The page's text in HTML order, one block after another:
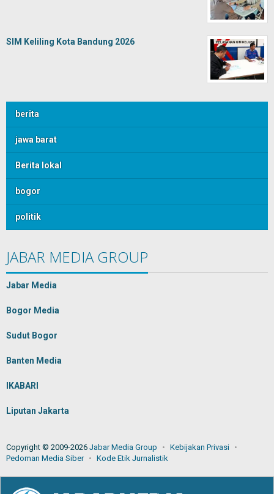
SIM Keliling Kota Bandung 2026
berita
jawa barat
Berita lokal
bogor
politik
JABAR MEDIA GROUP
Jabar Media
Bogor Media
Sudut Bogor
Banten Media
IKABARI
Liputan Jakarta
Copyright © 2009-2026 Jabar Media Group
Kebijakan Privasi
Pedoman Media Siber
Kode Etik Jurnalistik